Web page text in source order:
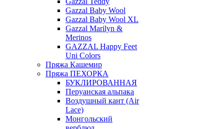
Gazzal Baby Wool
Gazzal Baby Wool XL
Gazzal Marilyn &
Merinos
GAZZAL Happy Feet
Uni Colors
Пряжа Кашемир
Пряжа ПЕХОРКА
БУКЛИРОВАННАЯ
Перуанская альпака
Воздушный кант (Air
Lace)
Монгольский